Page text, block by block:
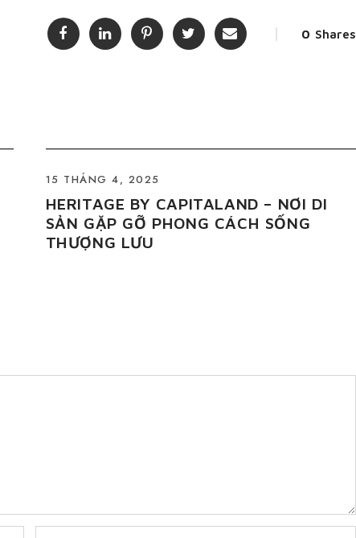
0 Shares
15 THÁNG 4, 2025
HERITAGE BY CAPITALAND – NƠI DI
SẢN GẶP GỠ PHONG CÁCH SỐNG
THƯỢNG LƯU